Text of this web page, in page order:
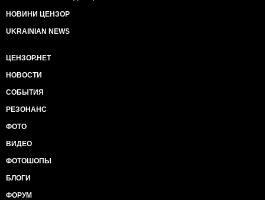
Кроме того, информация о том, какие уязвимости
обеспечения, и как ими можно пользоваться -
* * *
Получается, что вся эта лабуда со взломами сайтов
произошла только благодаря тупоголовости (или
самое главное для них в этой жизни - посадить
Порошенко.
А кибербезопасность, защита секретной
информации, интересы Украины? Не мешайте,
НОВИНИ ЦЕНЗОР
UKRAINIAN NEWS
ЦЕНЗОР.НЕТ
НОВОСТИ
СОБЫТИЯ
РЕЗОНАНС
ФОТО
ВИДЕО
ФОТОШОПЫ
БЛОГИ
ФОРУМ